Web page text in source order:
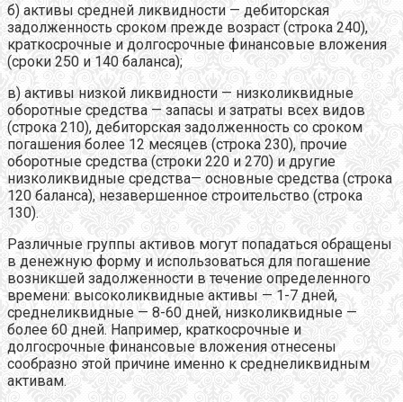
б) активы средней ликвидности — дебиторская
задолженность сроком прежде возраст (строка 240),
краткосрочные и долгосрочные финансовые вложения
(сроки 250 и 140 баланса);
в) активы низкой ликвидности — низколиквидные
оборотные средства — запасы и затраты всех видов
(строка 210), дебиторская задолженность со сроком
погашения более 12 месяцев (строка 230), прочие
оборотные средства (строки 220 и 270) и другие
низколиквидные средства— основные средства (строка
120 баланса), незавершенное строительство (строка
130).
Различные группы активов могут попадаться обращены
в денежную форму и использоваться для погашение
возникшей задолженности в течение определенного
времени: высоколиквидные активы — 1-7 дней,
среднеликвидные — 8-60 дней, низколиквидные —
более 60 дней. Например, краткосрочные и
долгосрочные финансовые вложения отнесены
сообразно этой причине именно к среднеликвидным
активам.